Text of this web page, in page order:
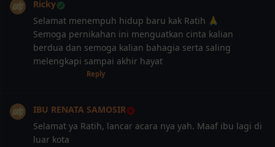
Ricky
Selamat menempuh hidup baru kak Ratih 🙏
Semoga pernikahan ini menguatkan cinta kalian
berdua dan semoga kalian bahagia serta saling
melengkapi sampai akhir hayat
Reply
IBU RENATA SAMOSIR
Selamat ya Ratih, lancar acara nya yah. Maaf ibu lagi di
luar kota